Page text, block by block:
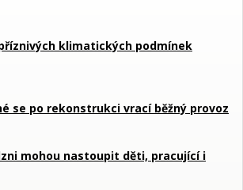
klimatických podmínek
se po rekonstrukci vrací běžný provoz
mohou nastoupit děti, pracující i